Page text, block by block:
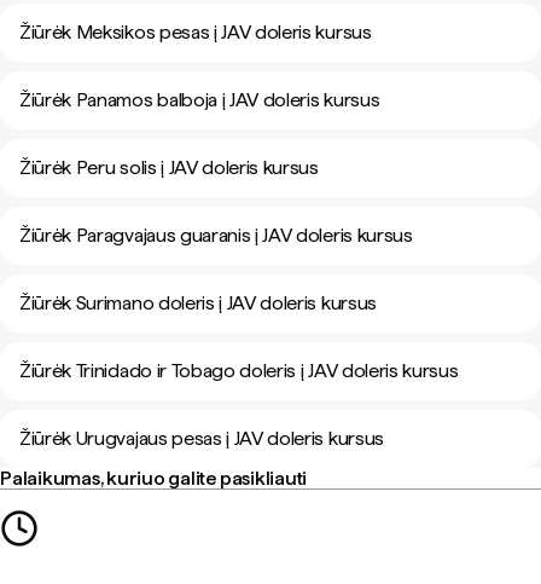
Žiūrėk Meksikos pesas į JAV doleris kursus
Žiūrėk Panamos balboja į JAV doleris kursus
Žiūrėk Peru solis į JAV doleris kursus
Žiūrėk Paragvajaus guaranis į JAV doleris kursus
Žiūrėk Surimano doleris į JAV doleris kursus
Žiūrėk Trinidado ir Tobago doleris į JAV doleris kursus
Žiūrėk Urugvajaus pesas į JAV doleris kursus
Palaikumas, kuriuo galite pasikliauti